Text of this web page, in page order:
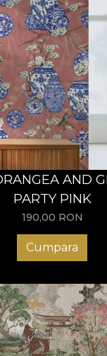
AND
PARTY PINK
190,00 RON
Cumpara